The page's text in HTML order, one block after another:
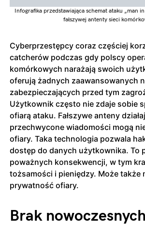
Infografika przedstawiająca schemat ataku „man
fałszywej antenty sieci
Cyberprzestępcy coraz częściej
catcherów podczas gdy polscy
komórkowych narażają swoich
oferują żadnych zaawansowanych
zabezpieczających przed tym
Użytkownik często nie zdaje sobie
ofiarą ataku. Fałszywe anteny
przechwycone wiadomości mogą
ofiary. Taka technologia pozwala
dostęp do danych użytkownika. To
poważnych konsekwencji, w tym
tożsamości i pieniędzy. Może także
prywatność ofiary.
Brak